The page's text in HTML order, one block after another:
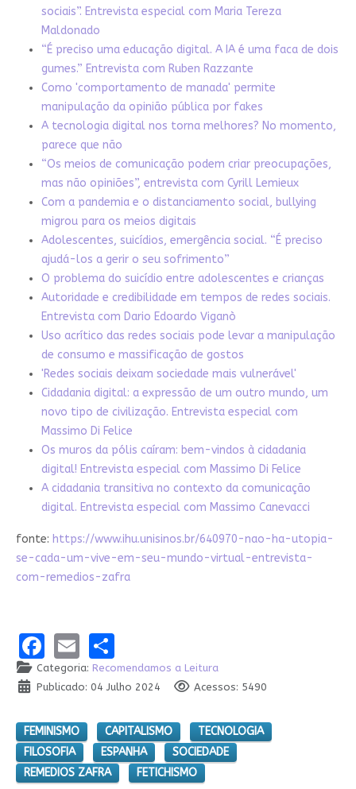
sociais”. Entrevista especial com Maria Tereza
Maldonado
“É preciso uma educação digital. A IA é uma faca de dois
gumes.” Entrevista com Ruben Razzante
Como 'comportamento de manada' permite
manipulação da opinião pública por fakes
A tecnologia digital nos torna melhores? No momento,
parece que não
“Os meios de comunicação podem criar preocupações,
mas não opiniões”, entrevista com Cyrill Lemieux
Com a pandemia e o distanciamento social, bullying
migrou para os meios digitais
Adolescentes, suicídios, emergência social. “É preciso
ajudá-los a gerir o seu sofrimento”
O problema do suicídio entre adolescentes e crianças
Autoridade e credibilidade em tempos de redes sociais.
Entrevista com Dario Edoardo Viganò
Uso acrítico das redes sociais pode levar a manipulação
de consumo e massificação de gostos
'Redes sociais deixam sociedade mais vulnerável'
Cidadania digital: a expressão de um outro mundo, um
novo tipo de civilização. Entrevista especial com
Massimo Di Felice
Os muros da pólis caíram: bem-vindos à cidadania
digital! Entrevista especial com Massimo Di Felice
A cidadania transitiva no contexto da comunicação
digital. Entrevista especial com Massimo Canevacci
fonte: https://www.ihu.unisinos.br/640970-nao-ha-utopia-
se-cada-um-vive-em-seu-mundo-virtual-entrevista-
com-remedios-zafra
Facebook
EmailShare
Categoria: Recomendamos a Leitura
Publicado: 04 Julho 2024
Acessos: 5490
FEMINISMO CAPITALISMO
TECNOLOGIA
FILOSOFIA
ESPANHA
SOCIEDADE
REMEDIOS ZAFRA
FETICHISMO